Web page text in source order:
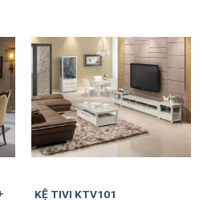
KỆ TIVI KTV101